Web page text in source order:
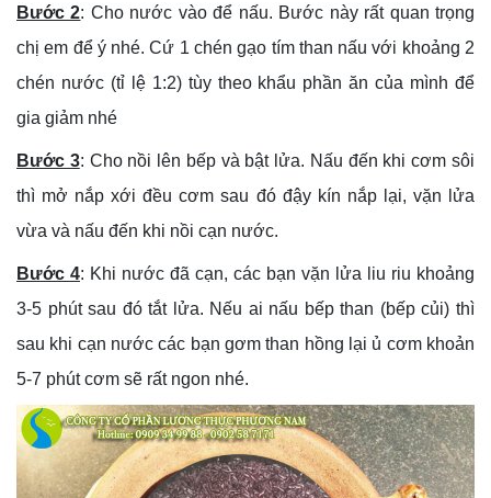
Bước 2: Cho nước vào để nấu. Bước này rất quan trọng
chị em để ý nhé. Cứ 1 chén gạo tím than nấu với khoảng 2
chén nước (tỉ lệ 1:2) tùy theo khẩu phần ăn của mình để
gia giảm nhé
Bước 3: Cho nồi lên bếp và bật lửa. Nấu đến khi cơm sôi
thì mở nắp xới đều cơm sau đó đậy kín nắp lại, vặn lửa
vừa và nấu đến khi nồi cạn nước.
Bước 4: Khi nước đã cạn, các bạn vặn lửa liu riu khoảng
3-5 phút sau đó tắt lửa. Nếu ai nấu bếp than (bếp củi) thì
sau khi cạn nước các bạn gơm than hồng lại ủ cơm khoản
5-7 phút cơm sẽ rất ngon nhé.